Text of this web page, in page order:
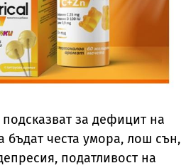
за дефицит на
бъдат честа умора, лош сън,
податливост на